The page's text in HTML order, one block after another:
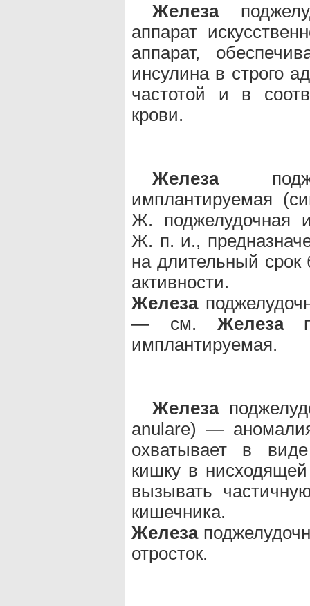
Железа
аппарат
аппарат,
инсулина в строго
частотой и в
крови.
Железа
имплантируемая
Ж. поджелудочная
Ж. п. и.,
на длительный срок
активности.
Железа
— см. Железа
имплантируемая.
Железа
anulare) —
охватывает в
кишку в
вызывать
кишечника.
Железа
отросток.